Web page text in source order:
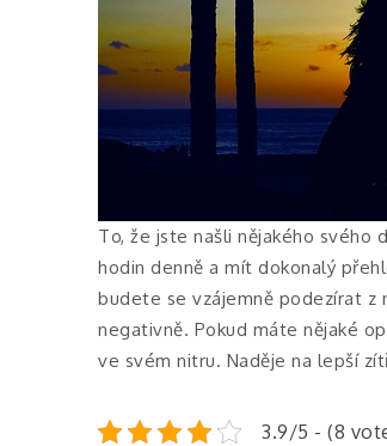
To, že jste našli nějakého svého
hodin denně a mít dokonalý
budete se vzájemně podezírat z
negativně. Pokud máte nějaké
ve svém nitru. Naděje na lepší
3.9/5 - (8